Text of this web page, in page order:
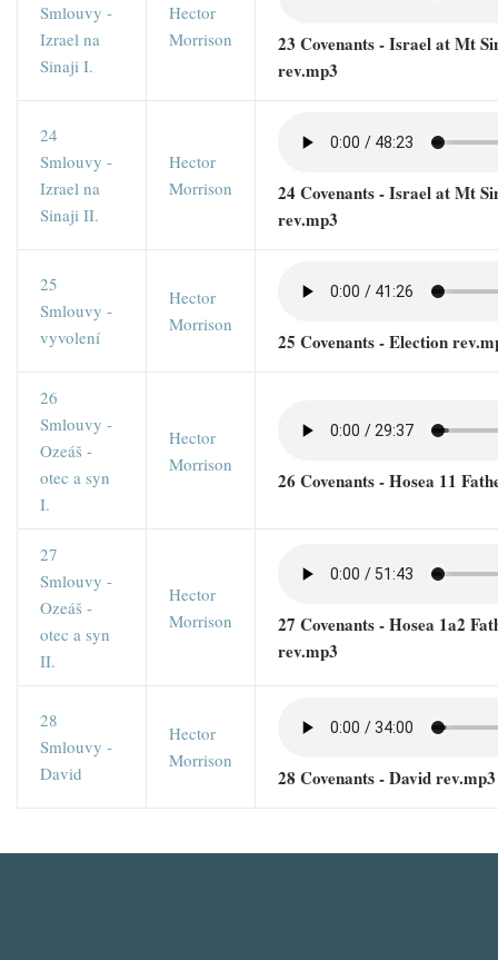
Smlouvy -
Izrael na
Sinaji I.
Hector
Morrison
23 Covenants - Israel at Mt
rev.mp3
24
Smlouvy -
Izrael na
Sinaji II.
Hector
Morrison
24 Covenants - Israel at Mt
rev.mp3
25
Smlouvy -
vyvolení
Hector
Morrison
25 Covenants - Election
26
Smlouvy -
Ozeáš -
otec a syn
I.
Hector
Morrison
26 Covenants - Hosea 11
27
Smlouvy -
Ozeáš -
otec a syn
II.
Hector
Morrison
27 Covenants - Hosea 1a2
rev.mp3
28
Smlouvy -
David
Hector
Morrison
28 Covenants - David rev.mp3